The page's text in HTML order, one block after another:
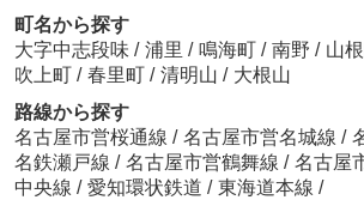
町名から探す
大字中志段味 / 浦里 / 鳴海町 / 南野 / 山
吹上町 / 春里町 / 清明山 / 大根山
路線から探す
名古屋市営桜通線 / 名古屋市営名城線 /
名鉄瀬戸線 / 名古屋市営鶴舞線 / 名古屋
中央線 / 愛知環状鉄道 / 東海道本線 /